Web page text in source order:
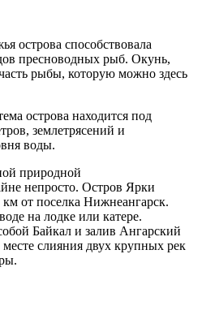
острова способствовала
пресноводных рыб. Окунь,
рыбы, которую можно здесь
острова находится под
землетрясений и
воды.
природной
непросто. Остров Ярки
от поселка Нижнеангарск.
на лодке или катере.
Байкал и залив Ангарский
слияния двух крупных рек